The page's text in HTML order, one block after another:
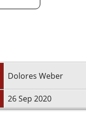
Dolores Weber
26 Sep 2020